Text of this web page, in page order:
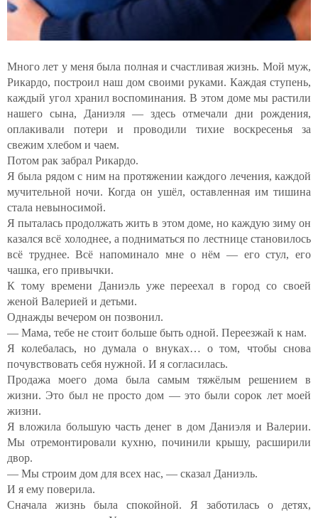
Много лет у меня была полная и счастливая жизнь. Мой муж,
Рикардо, построил наш дом своими руками. Каждая ступень,
каждый угол хранил воспоминания. В этом доме мы растили
нашего сына, Даниэля — здесь отмечали дни рождения,
оплакивали потери и проводили тихие воскресенья за
свежим хлебом и чаем.
Потом рак забрал Рикардо.
Я была рядом с ним на протяжении каждого лечения, каждой
мучительной ночи. Когда он ушёл, оставленная им тишина
стала невыносимой.
Я пыталась продолжать жить в этом доме, но каждую зиму он
казался всё холоднее, а подниматься по лестнице становилось
всё труднее. Всё напоминало мне о нём — его стул, его
чашка, его привычки.
К тому времени Даниэль уже переехал в город со своей
женой Валерией и детьми.
Однажды вечером он позвонил.
— Мама, тебе не стоит больше быть одной. Переезжай к нам.
Я колебалась, но думала о внуках… о том, чтобы снова
почувствовать себя нужной. И я согласилась.
Продажа моего дома была самым тяжёлым решением в
жизни. Это был не просто дом — это были сорок лет моей
жизни.
Я вложила большую часть денег в дом Даниэля и Валерии.
Мы отремонтировали кухню, починили крышу, расширили
двор.
— Мы строим дом для всех нас, — сказал Даниэль.
И я ему поверила.
Сначала жизнь была спокойной. Я заботилась о детях,